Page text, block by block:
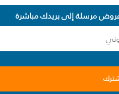
مرسلة إلى بريدك مباشرة